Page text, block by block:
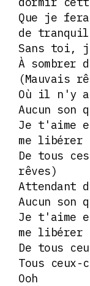
Que je
de
Sans toi,
À sombrer
(Mauvais
Où il n'y
Aucun son
Je t'aime
me libérer
De tous
rêves)
Attendant
Aucun son
Je t'aime
me libérer
De tous
Tous ceux-
Ooh